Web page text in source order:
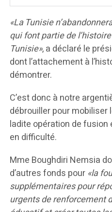
«La Tunisie
qui font partie de
Tunisie», a déclaré le
dont l’attachement à
démontrer.
C’est donc à notre
débrouiller pour
ladite opération de
en difficulté.
Mme Boughdiri Nemsia
d’autres fonds pour «la
supplémentaires pour
urgents de renforcement